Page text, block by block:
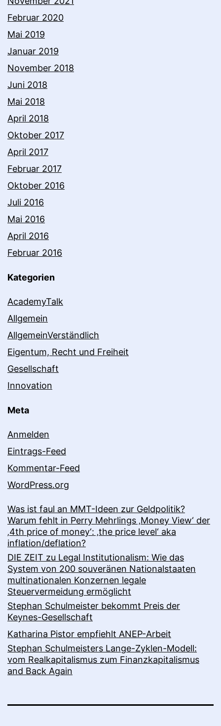
Februar 2020
Mai 2019
Januar 2019
November 2018
Juni 2018
Mai 2018
April 2018
Oktober 2017
April 2017
Februar 2017
Oktober 2016
Juli 2016
Mai 2016
April 2016
Februar 2016
Kategorien
AcademyTalk
Allgemein
AllgemeinVerständlich
Eigentum, Recht und Freiheit
Gesellschaft
Innovation
Meta
Anmelden
Eintrags-Feed
Kommentar-Feed
WordPress.org
Was ist faul an MMT-Ideen zur Geldpolitik?
Warum fehlt in Perry Mehrlings ‚Money View‘ der
‚4th price of money‘: ‚the price level‘ aka
inflation/deflation?
DIE ZEIT zu Legal Institutionalism: Wie das
System von 200 souveränen Nationalstaaten
multinationalen Konzernen legale
Steuervermeidung ermöglicht
Stephan Schulmeister bekommt Preis der
Keynes-Gesellschaft
Katharina Pistor empfiehlt ANEP-Arbeit
Stephan Schulmeisters Lange-Zyklen-Modell:
vom Realkapitalismus zum Finanzkapitalismus
and Back Again